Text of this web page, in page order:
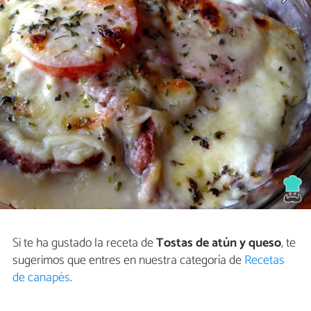
Si te ha gustado la receta deTostas de atún y queso, te
sugerimos que entres en nuestra categoría deRecetas
de canapés.